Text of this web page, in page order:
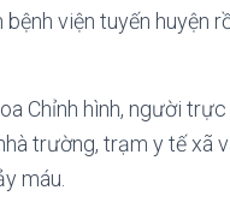
viện tuyến huyện
Chỉnh hình, người
trường, trạm y tế xã
máu.